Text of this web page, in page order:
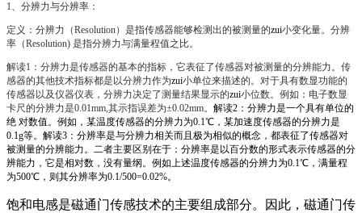
1、分辨力与分辨率：
定义：分辨力（Resolution）是指传感器能够检测出的被测量的zui小变化量。分辨
率（Resolution) 是指分辨力与满量程值之比。
解读1：分辨力是传感器的基本的指标，它表征了传感器对被测量的分辨能力。传
感器的其他技术指标都是以分辨力作为zui小单位来描述的。 对于具有数显功能的
传感器以及仪器仪表，分辨力决定了测量结果显示的zui小位数。例如：电子数显
卡尺的分辨力是0.01mm,其示指误差为±0.02mm。 解读2：分辨力是一个具有单位的
绝 对数值。例如，某温度传感器的分辨力为0.1℃，某加速度传感器的分辨力是
0.1g等。 解读3：分辨率是与分辨力相关而且极为相似的概念，都表征了传感器对
被测量的分辨能力。 二者主要区别在于：分辨率是以百分数的形式表示传感器的分
辨能力，它是相对数，没有量纲。例如上述温度传感器的分辨力为0.1℃，满量程
为500℃，则其分辨率为0.1/500=0.02%。
饱和电感是磁通门传感技术的主要组成部分。因此，磁通门传